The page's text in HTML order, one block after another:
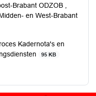
Brabant ODZOB ,
en West-Brabant
Kadernota's en
95 KB